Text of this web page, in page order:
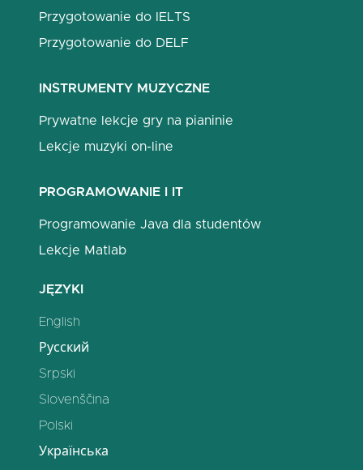
Przygotowanie do IELTS
Przygotowanie do DELF
INSTRUMENTY MUZYCZNE
Prywatne lekcje gry na pianinie
Lekcje muzyki on-line
PROGRAMOWANIE I IT
Programowanie Java dla studentów
Lekcje Matlab
JĘZYKI
English
Русский
Srpski
Slovenščina
Polski
Українська